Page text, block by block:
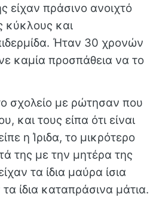
είχαν πράσινο ανοιχτό
και
Ήταν 30 χρονών
καμία προσπάθεια να το
σχολείο με ρώτησαν που
και τους είπα ότι είναι
η Ίριδα, το μικρότερο
της με την μητέρα της
τα ίδια μαύρα ίσια
ίδια καταπράσινα μάτια.